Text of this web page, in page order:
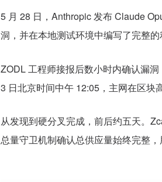
5 月 28 日，Anthropic 发布 Claude
洞，并在本地测试环境中编写了完整
ZODL 工程师接报后数小时内确认漏
3 日北京时间中午 12:05，主网在区块
从发现到硬分叉完成，前后约五天。
总量守卫机制确认总供应量始终完整